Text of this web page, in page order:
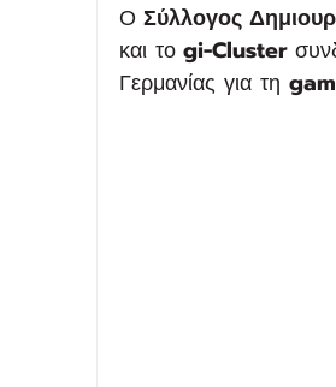
Ο Σύλλογος
και το gi-Cluster
Γερμανίας για τη